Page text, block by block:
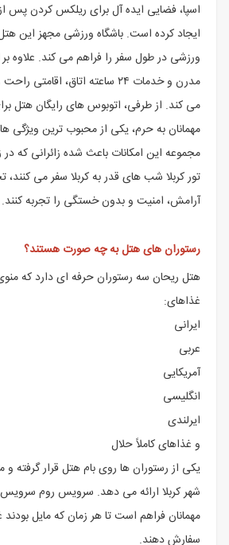
اسپا، فضایی ایده آل برای ریلکس کردن پس
ایجاد کرده است. باشگاه ورزشی مجهز این
ورزشی در طول سفر را فراهم می کند. علاوه
مدرن و خدمات ۲۴ ساعته اتاق،
می کند. از طرفی، اتوبوس های رایگان هتل
مهمانان به حرم، یکی از محبوب ترین ویژگی
مجموعه این امکانات باعث شده زائرانی که
تور کربلا شب های قدر به کربلا سفر می کنند،
آرامش، امنیت و بدون خستگی را تجربه کنند.
رستوران های هتل به چه صورت هستند؟
هتل ریحان سه رستوران حرفه ای دارد که
غذاهای:
ایرانی
عربی
آمریکایی
انگلیسی
ایرلندی
و غذاهای کاملاً حلال
یکی از رستوران ها روی بام هتل قرار گرفته و
مهمانان فراهم است تا هر زمان که مایل بودند
سفارش دهند.